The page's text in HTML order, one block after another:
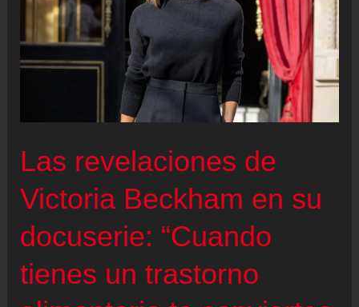
las
redes
explosiva
de
su
Brooklyn
Las revelaciones de
Victoria Beckham en su
docuserie: “Cuando
tienes un trastorno